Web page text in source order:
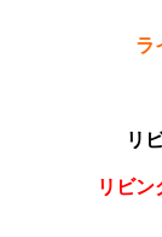
ラ
リ
リビン